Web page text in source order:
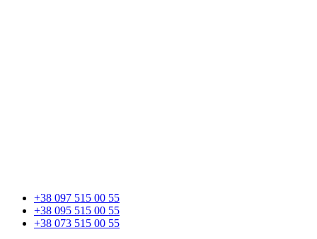
+38 097 515 00 55
+38 095 515 00 55
+38 073 515 00 55